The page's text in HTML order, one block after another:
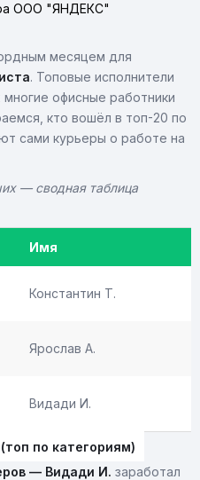
ООО "ЯНДЕКС"
месяцем для
. Топовые исполнители
офисные работники
кто вошёл в топ-20 по
сами курьеры о работе на
— сводная таблица
по категориям)
Имя
Константин Т.
Ярослав А.
Видади И.
— Видади И. заработал